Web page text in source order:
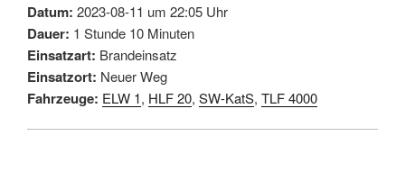
Datum: 2023-08-11 um 22:05 Uhr
Dauer: 1 Stunde 10 Minuten
Einsatzart: Brandeinsatz
Einsatzort: Neuer Weg
Fahrzeuge: ELW 1, HLF 20, SW-KatS, TLF 4000